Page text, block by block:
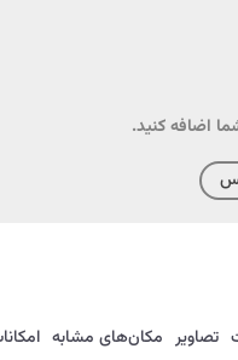
اضافه کنید.
تصاویر مکان‌های مشابه